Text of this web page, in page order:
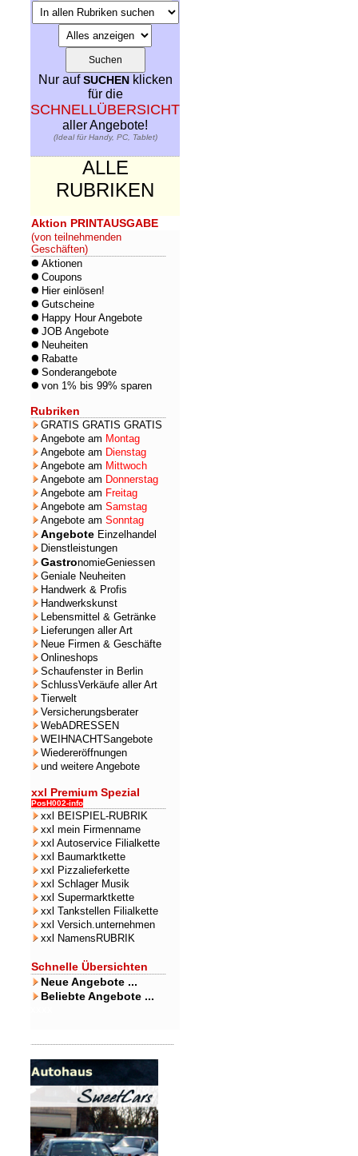
Nur aufSUCHEN klicken
für die
SCHNELLÜBERSICHT
aller Angebote!
(Ideal für Handy, PC, Tablet)
ALLE
RUBRIKEN
Aktion PRINTAUSGABE
(von teilnehmenden
Geschäften)
Aktionen
Coupons
Hier einlösen!
Gutscheine
Happy Hour Angebote
JOB Angebote
Neuheiten
Rabatte
Sonderangebote
von 1% bis 99% sparen
Rubriken
GRATIS GRATIS GRATIS
Angebote am Montag
Angebote am Dienstag
Angebote am Mittwoch
Angebote am Donnerstag
Angebote am Freitag
Angebote am Samstag
Angebote am Sonntag
Angebote Einzelhandel
Dienstleistungen
GastronomieGeniessen
Geniale Neuheiten
Handwerk & Profis
Handwerkskunst
Lebensmittel & Getränke
Lieferungen aller Art
Neue Firmen & Geschäfte
Onlineshops
Schaufenster in Berlin
SchlussVerkäufe aller Art
Tierwelt
Versicherungsberater
WebADRESSEN
WEIHNACHTSangebote
Wiedereröffnungen
und weitere Angebote
xxl Premium Spezial
PosH002-info
xxl BEISPIEL-RUBRIK
xxl mein Firmenname
xxl Autoservice Filialkette
xxl Baumarktkette
xxl Pizzalieferkette
xxl Schlager Musik
xxl Supermarktkette
xxl Tankstellen Filialkette
xxl Versich.unternehmen
xxl NamensRUBRIK
Schnelle Übersichten
Neue Angebote ...
Beliebte Angebote ...